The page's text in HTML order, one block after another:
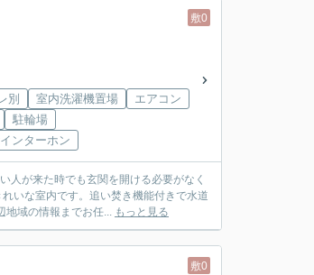
敷0
別 室内洗濯機置場
エアコン
駐輪場
ンターホン
人が来た時でも玄関を開ける必要がなく
いな室内です。追い焚き機能付きで水道
地域の情報までお任... もっと見る
敷0